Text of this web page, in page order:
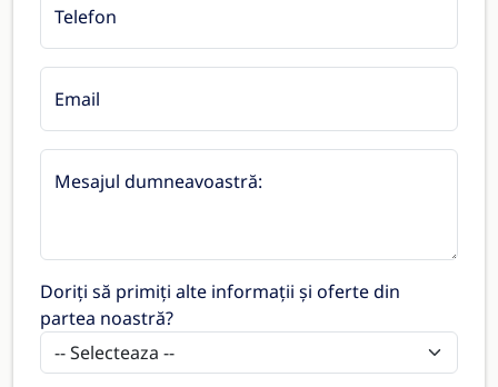
Telefon
Email
Mesajul dumneavoastră:
Doriți să primiți alte informații și oferte din
partea noastră?